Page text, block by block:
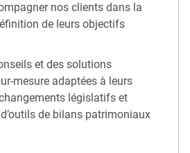
nos clients dans la
de leurs objectifs
et des solutions
mesure adaptées à leurs
législatifs et
de bilans patrimoniaux